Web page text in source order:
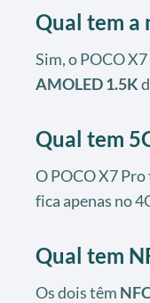
Qual tem a
Sim, o POCO
AMOLED 1.5K
Qual tem
O POCO X7 Pro
fica apenas no
Qual tem
Os dois têm